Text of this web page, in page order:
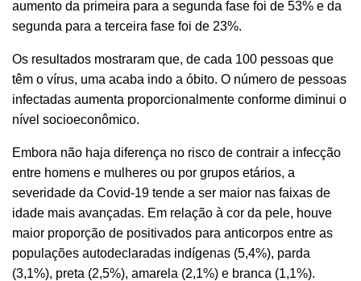
aumento da primeira para a segunda fase foi de 53% e da
segunda para a terceira fase foi de 23%.
Os resultados mostraram que, de cada 100 pessoas que
têm o vírus, uma acaba indo a óbito. O número de pessoas
infectadas aumenta proporcionalmente conforme diminui o
nível socioeconômico.
Embora não haja diferença no risco de contrair a infecção
entre homens e mulheres ou por grupos etários, a
severidade da Covid-19 tende a ser maior nas faixas de
idade mais avançadas. Em relação à cor da pele, houve
maior proporção de positivados para anticorpos entre as
populações autodeclaradas indígenas (5,4%), parda
(3,1%), preta (2,5%), amarela (2,1%) e branca (1,1%).